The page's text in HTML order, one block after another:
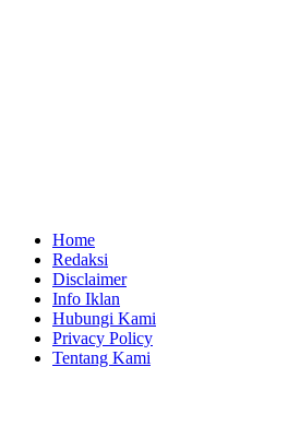
Home
Redaksi
Disclaimer
Info Iklan
Hubungi Kami
Privacy Policy
Tentang Kami